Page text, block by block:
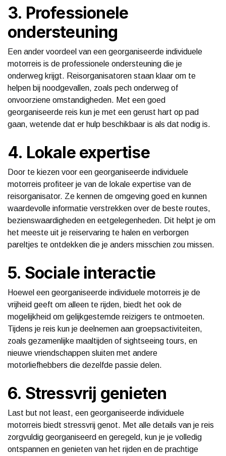
3. Professionele
ondersteuning
Een ander voordeel van een georganiseerde individuele
motorreis is de professionele ondersteuning die je
onderweg krijgt. Reisorganisatoren staan klaar om te
helpen bij noodgevallen, zoals pech onderweg of
onvoorziene omstandigheden. Met een goed
georganiseerde reis kun je met een gerust hart op pad
gaan, wetende dat er hulp beschikbaar is als dat nodig is.
4. Lokale expertise
Door te kiezen voor een georganiseerde individuele
motorreis profiteer je van de lokale expertise van de
reisorganisator. Ze kennen de omgeving goed en kunnen
waardevolle informatie verstrekken over de beste routes,
bezienswaardigheden en eetgelegenheden. Dit helpt je om
het meeste uit je reiservaring te halen en verborgen
pareltjes te ontdekken die je anders misschien zou missen.
5. Sociale interactie
Hoewel een georganiseerde individuele motorreis je de
vrijheid geeft om alleen te rijden, biedt het ook de
mogelijkheid om gelijkgestemde reizigers te ontmoeten.
Tijdens je reis kun je deelnemen aan groepsactiviteiten,
zoals gezamenlijke maaltijden of sightseeing tours, en
nieuwe vriendschappen sluiten met andere
motorliefhebbers die dezelfde passie delen.
6. Stressvrij genieten
Last but not least, een georganiseerde individuele
motorreis biedt stressvrij genot. Met alle details van je reis
zorgvuldig georganiseerd en geregeld, kun je je volledig
ontspannen en genieten van het rijden en de prachtige